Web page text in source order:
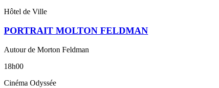
Hôtel de Ville
PORTRAIT MOLTON FELDMAN
Autour de Morton Feldman
18h00
Cinéma Odyssée